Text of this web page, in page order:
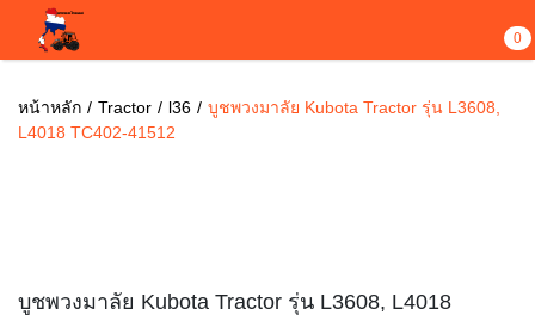
0
หน้าหลัก Tractor l36
บูชพวงมาลัย Kubota Tractor รุ่น L3608,
L4018 TC402-41512
บูชพวงมาลัย Kubota Tractor รุ่น L3608, L4018